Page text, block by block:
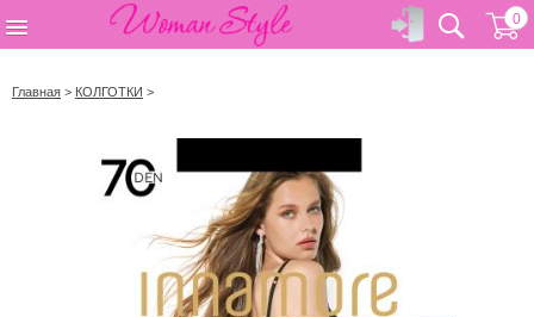
0
Главная > КОЛГОТКИ >